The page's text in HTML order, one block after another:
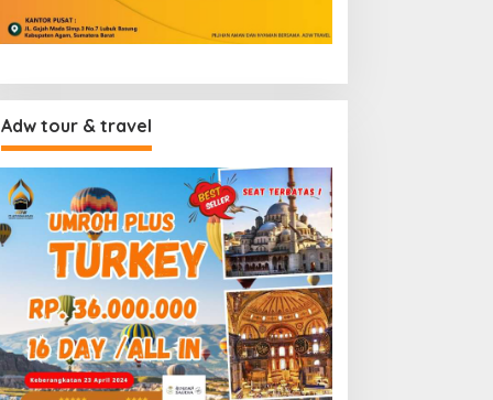
Adw tour & travel